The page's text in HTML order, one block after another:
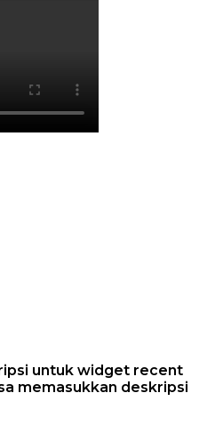
untuk widget recent
memasukkan deskripsi